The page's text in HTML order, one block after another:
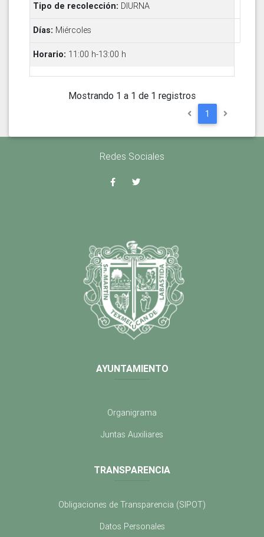
DIURNA
Miércoles
11:00 h-13:00 h
Mostrando 1 a 1 de 1 registros
1
Redes Sociales
AYUNTAMIENTO
Organigrama
Juntas Auxiliares
TRANSPARENCIA
Obligaciones de Transparencia (SIPOT)
Datos Personales